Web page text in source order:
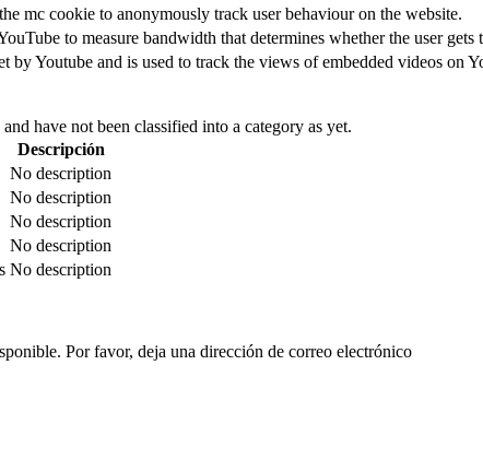
mc cookie to anonymously track user behaviour on the website.
to measure bandwidth that determines whether the user
by Youtube and is used to track the views of embedded videos on
have not been classified into a category as yet.
Descripción
No description
No description
No description
No description
No description
Por favor, deja una dirección de correo electrónico